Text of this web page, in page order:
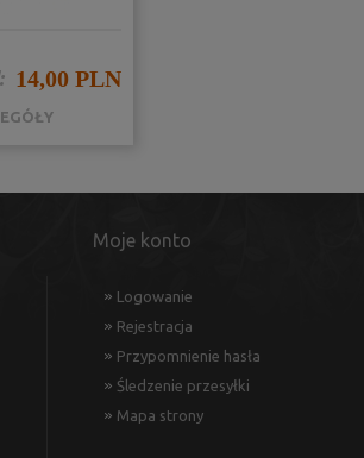
14,00 PLN
Moje konto
Logowanie
Rejestracja
Przypomnienie hasła
Śledzenie przesyłki
Mapa strony